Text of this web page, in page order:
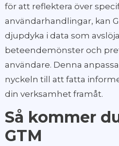
för att reflektera över
användarhandlingar, kan
djupdyka i data som
beteendemönster och
användare. Denna
nyckeln till att fatta
din verksamhet framåt.
Så kommer
GTM